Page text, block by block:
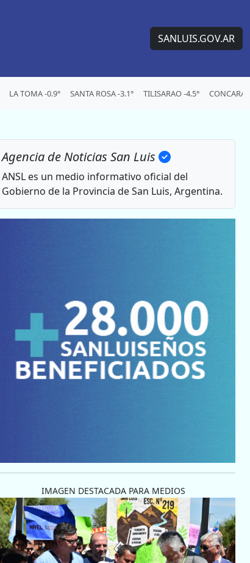
SANLUIS.GOV.AR
LA TOMA -0.9° SANTA ROSA -3.1° TILISARAO -4.5°
Agencia de Noticias San Luis
ANSL es un medio informativo oficial del
Gobierno de la Provincia de San Luis, Argentina.
IMAGEN DESTACADA PARA MEDIOS